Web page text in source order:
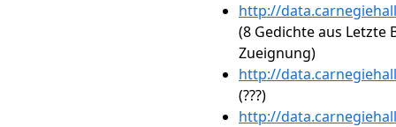
http://
(8 Gedichte aus Letzte
Zueignung)
http://
(???)
http://